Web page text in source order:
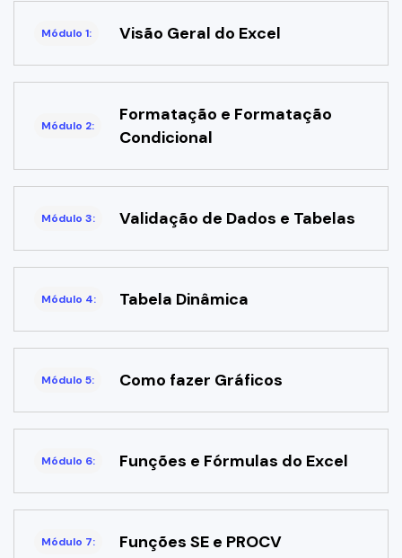
Módulo 1: Visão Geral do Excel
Módulo 2:
Formatação e Formatação
Condicional
Módulo 3: Validação de Dados e Tabelas
Módulo 4: Tabela Dinâmica
Módulo 5: Como fazer Gráficos
Módulo 6: Funções e Fórmulas do Excel
Módulo 7: Funções SE e PROCV